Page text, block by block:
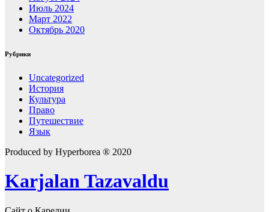
Июль 2024
Март 2022
Октябрь 2020
Рубрики
Uncategorized
История
Культура
Право
Путешествие
Язык
Produced by Hyperborea ® 2020
Karjalan Tazavaldu